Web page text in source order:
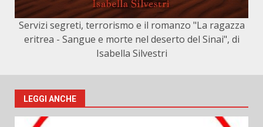
Servizi segreti, terrorismo e il romanzo "La ragazza
eritrea - Sangue e morte nel deserto del Sinai", di
Isabella Silvestri
LEGGI ANCHE